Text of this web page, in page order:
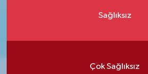
Sağlıksız
Çok Sağlıksız